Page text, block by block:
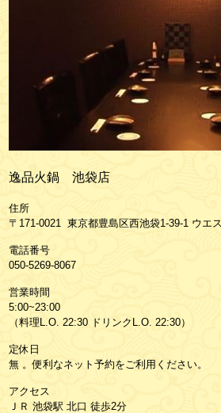
逸品火鍋 池袋店
住所
〒171-0021 東京都豊島区西池袋1-39-1 ウエ
電話番号
050-5269-8067
営業時間
5:00~23:00
（料理L.O. 22:30 ドリンクL.O. 22:30）
定休日
無 。便利なネット予約をご利用ください。
アクセス
ＪＲ 池袋駅 北口 徒歩2分